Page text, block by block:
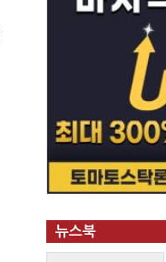
뉴스북